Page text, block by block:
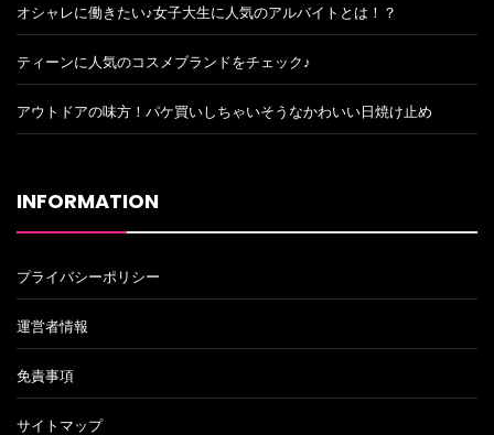
オシャレに働きたい♪女子大生に人気のアルバイトとは！？
ティーンに人気のコスメブランドをチェック♪
アウトドアの味方！パケ買いしちゃいそうなかわいい日焼け止め
INFORMATION
プライバシーポリシー
運営者情報
免責事項
サイトマップ